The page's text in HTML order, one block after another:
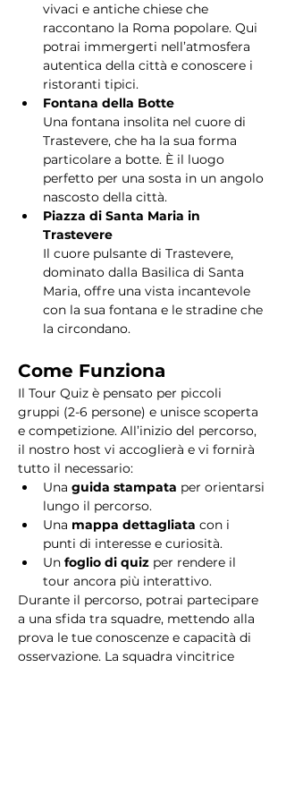
vivaci e antiche chiese che
raccontano la Roma popolare. Qui
potrai immergerti nell’atmosfera
autentica della città e conoscere i
ristoranti tipici.
Fontana della Botte
Una fontana insolita nel cuore di
Trastevere, che ha la sua forma
particolare a botte. È il luogo
perfetto per una sosta in un angolo
nascosto della città.
Piazza di Santa Maria in
Trastevere
Il cuore pulsante di Trastevere,
dominato dalla Basilica di Santa
Maria, offre una vista incantevole
con la sua fontana e le stradine che
la circondano.
Come Funziona
Il Tour Quiz è pensato per piccoli
gruppi (2-6 persone) e unisce scoperta
e competizione. All’inizio del percorso,
il nostro host vi accoglierà e vi fornirà
tutto il necessario:
Una guida stampata per orientarsi
lungo il percorso.
Una mappa dettagliata con i
punti di interesse e curiosità.
Un foglio di quiz per rendere il
tour ancora più interattivo.
Durante il percorso, potrai partecipare
a una sfida tra squadre, mettendo alla
prova le tue conoscenze e capacità di
osservazione. La squadra vincitrice